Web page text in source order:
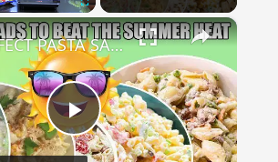
Fullscreen ×
Play
PERFECT PASTA SALADS FOR YOUR SUMMER GET TOGETHERS